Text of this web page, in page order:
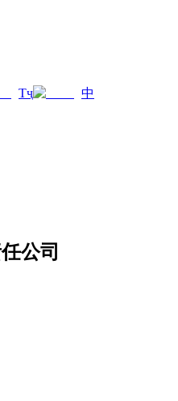
Тҷ 中
公司